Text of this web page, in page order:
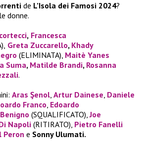
de L’Isola dei Famosi 2024?
donne.
, Francesca
Greta Zuccarello, Khady
(ELIMINATA), Maitè Yanes
Suma, Matilde Brandi, Rosanna
.
Aras Şenol, Artur Dainese, Daniele
Franco, Edoardo
(SQUALIFICATO),Joe
Napoli (RITIRATO), Pietro Fanelli
Peron e Sonny Ulumati.